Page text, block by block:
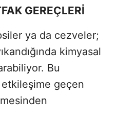
GEREÇLERİ
ya da cezveler;
kimyasal
Bu
geçen